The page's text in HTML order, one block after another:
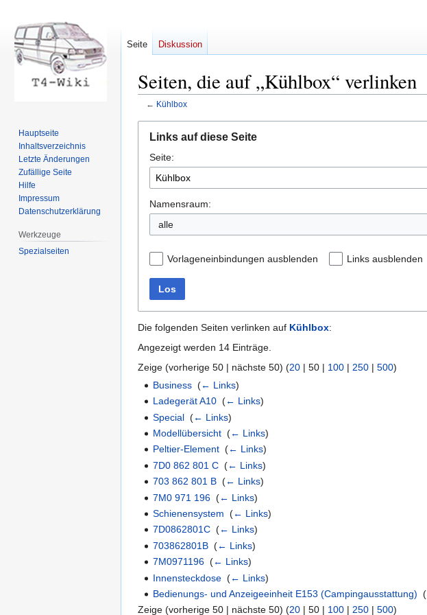
Seiten, die auf „Kühlbox“ verlinken
← Kühlbox
Navigation
springen
Suche
springen
Links auf diese Seite
Seite:
Namensraum:
Vorlageneinbindungen ausblenden Links ausblenden
Los
Die folgenden Seiten verlinken auf Kühlbox:
Angezeigt werden 14 Einträge.
Zeige (vorherige 50 | nächste 50) (20 | 50 | 100 | 250 | 500)
Business ‎(← Links)
Ladegerät A10 ‎(← Links)
Special ‎(← Links)
Modellübersicht ‎(← Links)
Peltier-Element ‎(← Links)
7D0 862 801 C ‎(← Links)
703 862 801 B ‎(← Links)
7M0 971 196 ‎(← Links)
Schienensystem ‎(← Links)
7D0862801C ‎(← Links)
703862801B ‎(← Links)
7M0971196 ‎(← Links)
Innensteckdose ‎(← Links)
Bedienungs- und Anzeigeeinheit E153 (Campingausstattung) ‎(
Zeige (vorherige 50 | nächste 50) (20 | 50 | 100 | 250 | 500)
Seite Diskussion
Hauptseite
Inhaltsverzeichnis
Letzte Änderungen
Zufällige Seite
Hilfe
Impressum
Datenschutzerklärung
Werkzeuge
Spezialseiten